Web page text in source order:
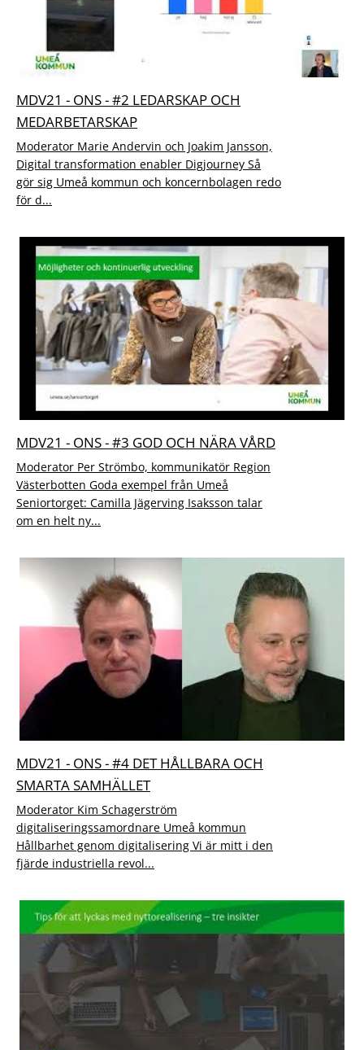
MDV21 - ONS - #2 LEDARSKAP OCH
MEDARBETARSKAP
Moderator Marie Andervin och Joakim Jansson,
Digital transformation enabler Digjourney Så
gör sig Umeå kommun och koncernbolagen redo
för d...
MDV21 - ONS - #3 GOD OCH NÄRA VÅRD
Moderator Per Strömbo, kommunikatör Region
Västerbotten Goda exempel från Umeå
Seniortorget: Camilla Jägerving Isaksson talar
om en helt ny...
MDV21 - ONS - #4 DET HÅLLBARA OCH
SMARTA SAMHÄLLET
Moderator Kim Schagerström
digitaliseringssamordnare Umeå kommun
Hållbarhet genom digitalisering Vi är mitt i den
fjärde industriella revol...